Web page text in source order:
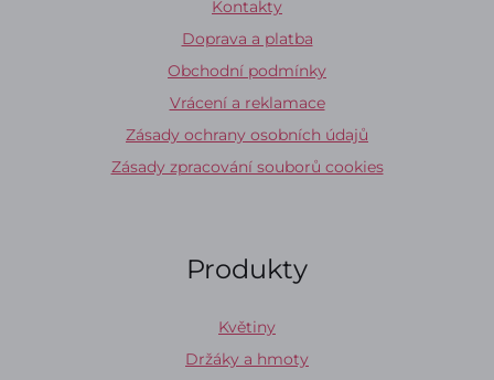
Kontakty
Doprava a platba
Obchodní podmínky
Vrácení a reklamace
Zásady ochrany osobních údajů
Zásady zpracování souborů cookies
Produkty
Květiny
Držáky a hmoty